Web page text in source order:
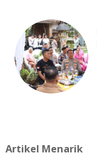
Artikel Menarik